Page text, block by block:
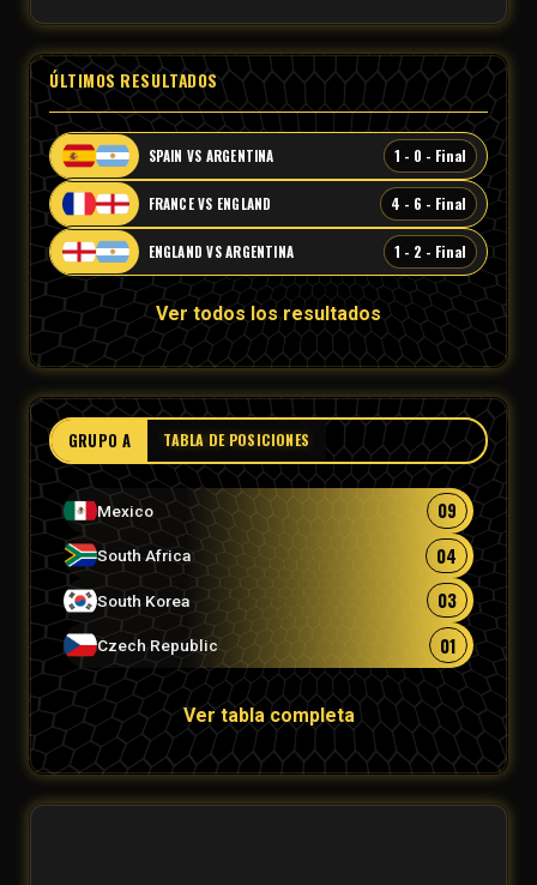
ÚLTIMOS RESULTADOS
SPAIN VS ARGENTINA 1 - 0 - Final
FRANCE VS ENGLAND 4 - 6 - Final
ENGLAND VS ARGENTINA 1 - 2 - Final
Ver todos los resultados
GRUPO A TABLA DE POSICIONES
Mexico 09
South Africa 04
South Korea 03
Czech Republic 01
Ver tabla completa